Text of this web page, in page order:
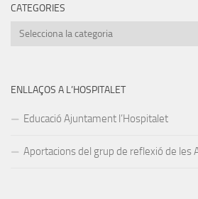
CATEGORIES
Categories
ENLLAÇOS A L’HOSPITALET
Educació Ajuntament l’Hospitalet
Aportacions del grup de reflexió de les